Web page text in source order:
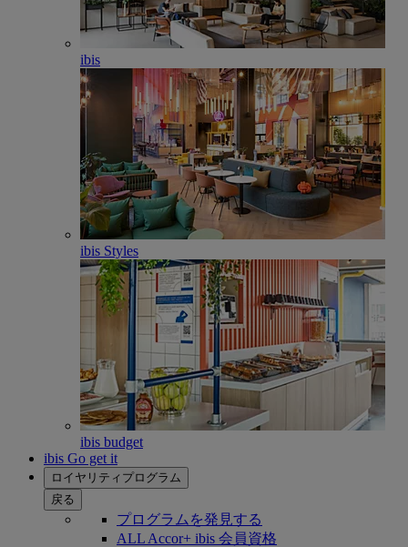
ibis
ibis Styles
ibis budget
ibis Go get it
ロイヤリティプログラム
戻る
プログラムを発見する
ALL Accor+ ibis 会員資格